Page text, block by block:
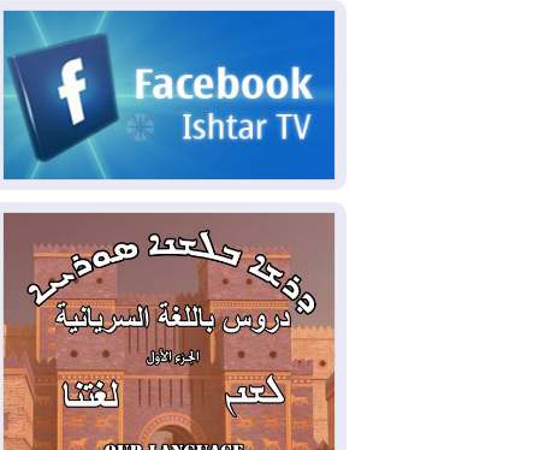
الرئاسية ويحذر من "حرب أهلية" في
2026-08-03رئيس إقليم كوردستان في
دمشق في زيارة رسمية
2026-08-03العراق يؤكد مجدداً التزامه
بمنع الهجمات على الدول المجاورة
2026-08-03العجز والاقتراض يطوقان
المالية العراقية.. اقتراض يتجاوز 3 تريليونات
دينار!
2026-08-03كوبا تغرق في الظلام مجددا
وانهيار الشبكة الكهربائية